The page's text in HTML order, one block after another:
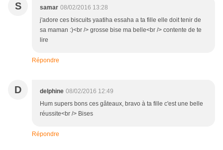
S samar 08/02/2016 13:28
j'adore ces biscuits yaatiha essaha a ta fille elle doit tenir de
sa maman :)<br /> grosse bise ma belle<br /> contente de te
lire
Répondre
D delphine 08/02/2016 12:49
Hum supers bons ces gâteaux, bravo à ta fille c'est une belle
réussite<br /> Bises
Répondre